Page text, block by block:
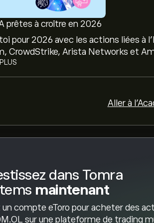
prêtes à croître en 2026
pour 2026 avec les actions liées à
CrowdStrike, Arista Networks et
Aller à
dans Tomra
maintenant
un compte eToro pour acheter des
sur une plateforme de trading
des prévisions détaillées des
offrent des prévisions pour
du marché, les rapports financiers
pour les mouvements de